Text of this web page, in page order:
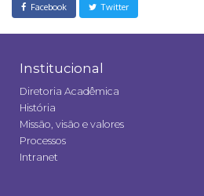
Facebook Twitter
Institucional
Diretoria Acadêmica
História
Missão, visão e valores
Processos
Intranet